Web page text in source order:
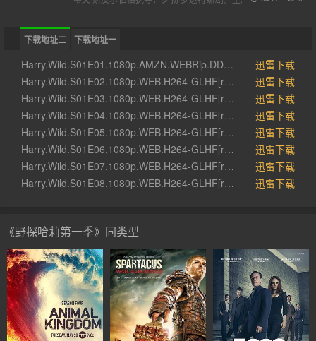
下载地址二 下载地址一
Harry.Wild.S01E01.1080p.AMZN.WEBRip.DDP2.0.x264-WhiteHat[rartv]
迅雷下载
Harry.Wild.S01E02.1080p.WEB.H264-GLHF[rartv]
迅雷下载
Harry.Wild.S01E03.1080p.WEB.H264-GLHF[rartv]
迅雷下载
Harry.Wild.S01E04.1080p.WEB.H264-GLHF[rartv]
迅雷下载
Harry.Wild.S01E05.1080p.WEB.H264-GLHF[rartv]
迅雷下载
Harry.Wild.S01E06.1080p.WEB.H264-GLHF[rartv]
迅雷下载
Harry.Wild.S01E07.1080p.WEB.H264-GLHF[rartv]
迅雷下载
Harry.Wild.S01E08.1080p.WEB.H264-GLHF[rartv]
迅雷下载
《野探哈莉第一季》同类型